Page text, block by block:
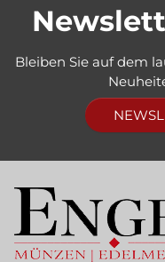
Bleiben Sie auf dem